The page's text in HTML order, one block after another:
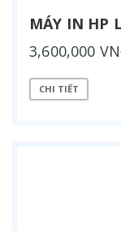
MÁY IN HP
3,600,000
CHI TIẾT